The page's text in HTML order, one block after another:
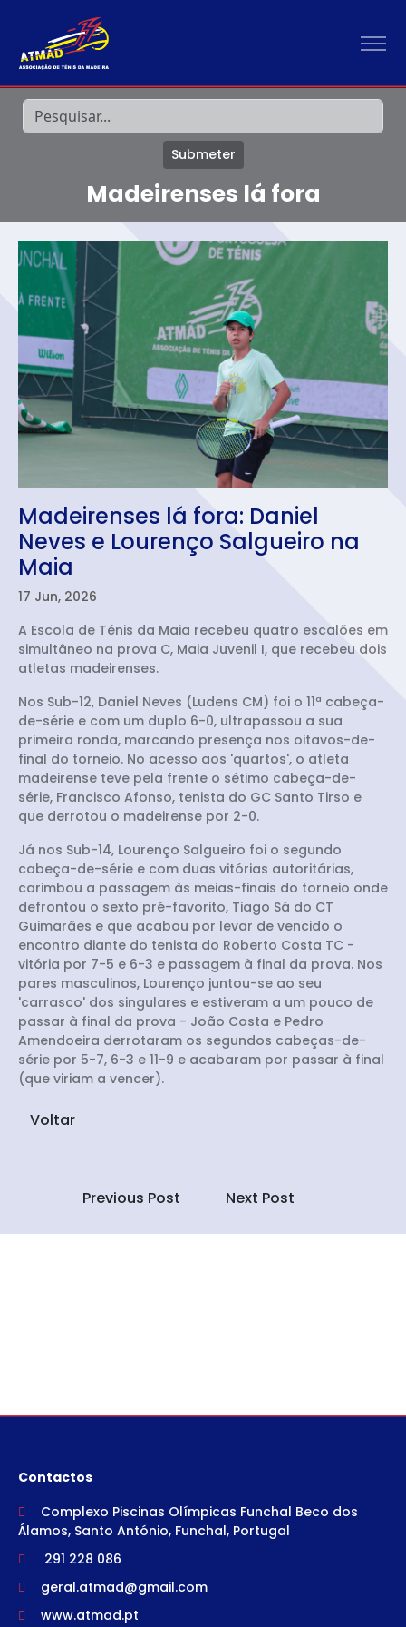
Submeter
Madeirenses lá fora
Madeirenses lá fora: Daniel
Neves e Lourenço Salgueiro na
Maia
17 Jun, 2026
A Escola de Ténis da Maia recebeu quatro escalões em
simultâneo na prova C, Maia Juvenil I, que recebeu dois
atletas madeirenses.
Nos Sub-12, Daniel Neves (Ludens CM) foi o 11ª cabeça-
de-série e com um duplo 6-0, ultrapassou a sua
primeira ronda, marcando presença nos oitavos-de-
final do torneio. No acesso aos 'quartos', o atleta
madeirense teve pela frente o sétimo cabeça-de-
série, Francisco Afonso, tenista do GC Santo Tirso e
que derrotou o madeirense por 2-0.
Já nos Sub-14, Lourenço Salgueiro foi o segundo
cabeça-de-série e com duas vitórias autoritárias,
carimbou a passagem às meias-finais do torneio onde
defrontou o sexto pré-favorito, Tiago Sá do CT
Guimarães e que acabou por levar de vencido o
encontro diante do tenista do Roberto Costa TC -
vitória por 7-5 e 6-3 e passagem à final da prova. Nos
pares masculinos, Lourenço juntou-se ao seu
'carrasco' dos singulares e estiveram a um pouco de
passar à final da prova - João Costa e Pedro
Amendoeira derrotaram os segundos cabeças-de-
série por 5-7, 6-3 e 11-9 e acabaram por passar à final
(que viriam a vencer).
Voltar
Previous Post Next Post
Contactos
Complexo Piscinas Olímpicas Funchal Beco dos
Álamos, Santo António, Funchal, Portugal
291 228 086
geral.atmad@gmail.com
www.atmad.pt